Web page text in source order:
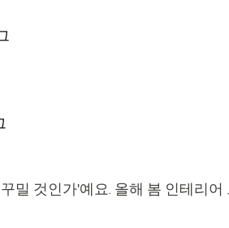
밀 것인가'예요. 올해 봄 인테리어